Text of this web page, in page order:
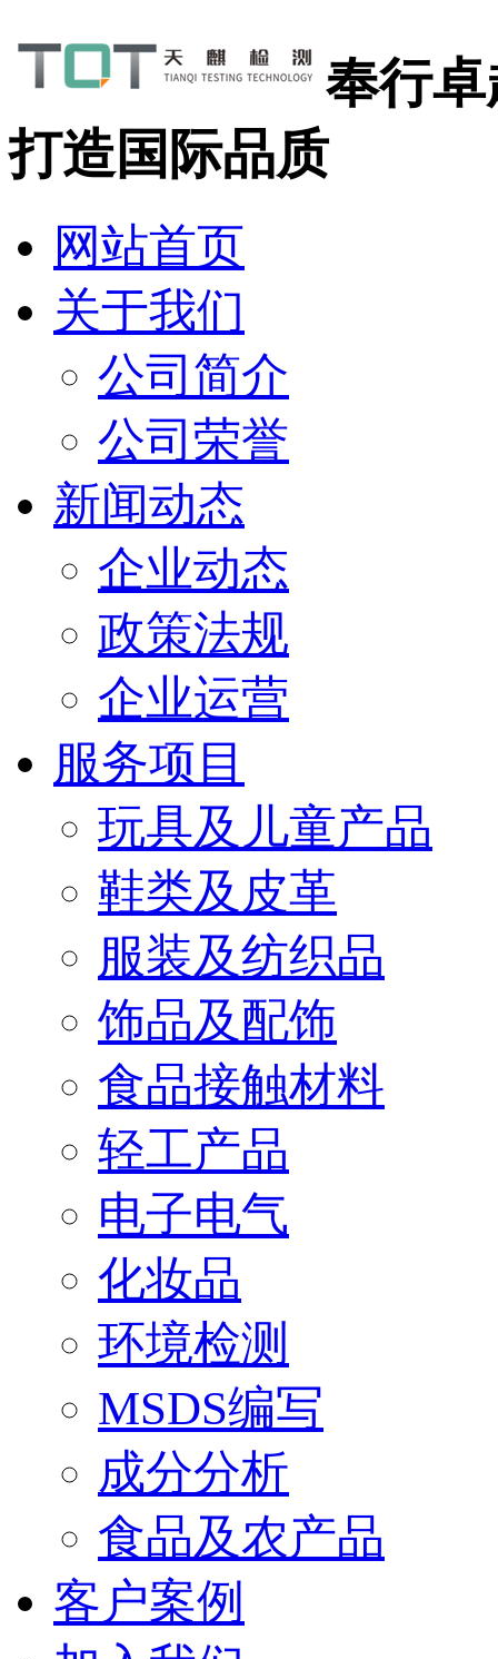
奉行
打造国际品质
网站首页
关于我们
公司简介
公司荣誉
新闻动态
企业动态
政策法规
企业运营
服务项目
玩具及儿童产品
鞋类及皮革
服装及纺织品
饰品及配饰
食品接触材料
轻工产品
电子电气
化妆品
环境检测
MSDS编写
成分分析
食品及农产品
客户案例